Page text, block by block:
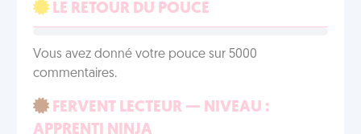
LE RETOUR DU POUCE
Vous avez donné votre pouce sur 5000
commentaires.
FERVENT LECTEUR — NIVEAU :
APPRENTI NINJA